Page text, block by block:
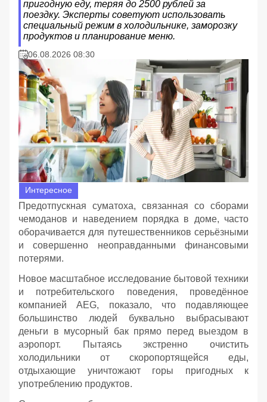
пригодную еду, теряя до 2500 рублей за
поездку. Эксперты советуют использовать
специальный режим в холодильнике, заморозку
продуктов и планирование меню.
06.08.2026 08:30
Интересное
Предотпускная суматоха, связанная со сборами
чемоданов и наведением порядка в доме, часто
оборачивается для путешественников серьёзными
и совершенно неоправданными финансовыми
потерями.
Новое масштабное исследование бытовой техники
и потребительского поведения, проведённое
компанией AEG, показало, что подавляющее
большинство людей буквально выбрасывают
деньги в мусорный бак прямо перед выездом в
аэропорт. Пытаясь экстренно очистить
холодильники от скоропортящейся еды,
отдыхающие уничтожают горы пригодных к
употреблению продуктов.